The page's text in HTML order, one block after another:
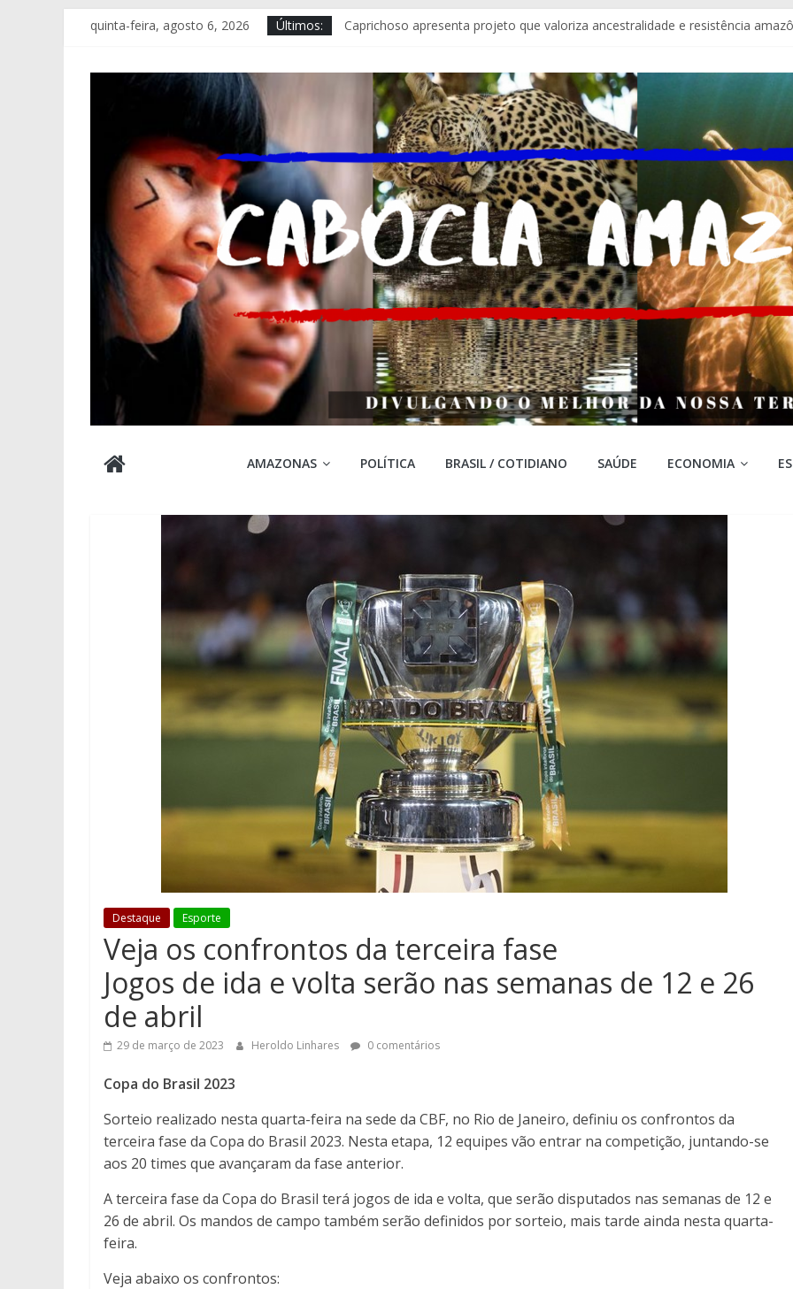
Pularquinta-feira, agosto 6, 2026 Últimos:
Caprichoso apresenta projeto que valoriza ancestralidade e resistência
PC-AM amplia atendimento policial com Delegacia do Turista no
Turistas se emocionam com Ladainha do Boi Garantido na Baixa
Cabocla
AMAZONAS POLÍTICA BRASIL / COTIDIANO SAÚDE ECONOMIA
Destaque Esporte
Veja os confrontos da terceira fase
Jogos de ida e volta serão nas semanas de 12 e 26
de abril
29 de março de 2023 Heroldo Linhares 0 comentários
Copa do Brasil 2023
Sorteio realizado nesta quarta-feira na sede da CBF, no Rio de Janeiro, definiu os confrontos da
terceira fase da Copa do Brasil 2023. Nesta etapa, 12 equipes vão entrar na competição, juntando-se
aos 20 times que avançaram da fase anterior.
A terceira fase da Copa do Brasil terá jogos de ida e volta, que serão disputados nas semanas de 12 e
26 de abril. Os mandos de campo também serão definidos por sorteio, mais tarde ainda nesta quarta-
feira.
Veja abaixo os confrontos: